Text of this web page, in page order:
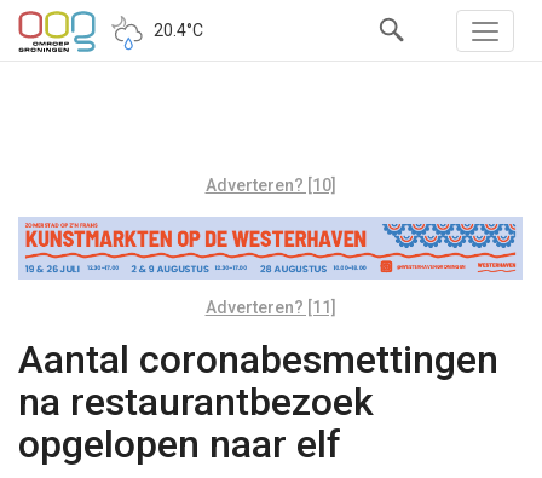
20.4°C
Adverteren? [10]
Adverteren? [11]
Aantal coronabesmettingen
na restaurantbezoek
opgelopen naar elf